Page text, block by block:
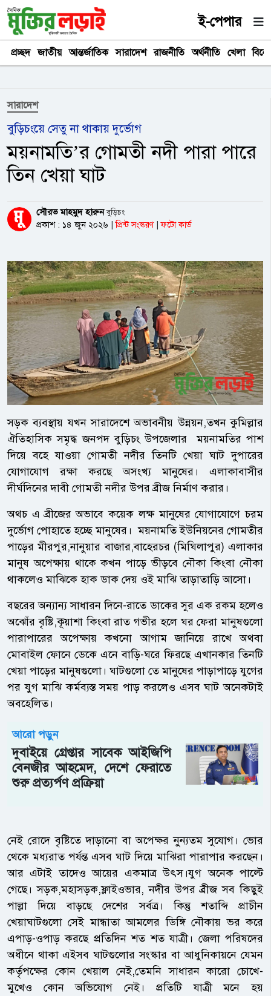
ই-পেপার
প্রচ্ছদ জাতীয় আন্তর্জাতিক সারাদেশ রাজনীতি অর্থনীতি খেলা
সারাদেশ
বুড়িচংয়ে সেতু না থাকায় দুর্ভোগ
ময়নামতি’র গোমতী নদী পারা পারে
তিন খেয়া ঘাট
সৌরভ মাহমুদ হারুনবুড়িচং
প্রকাশ : ১৪ জুন ২০২৬
প্রিন্ট সংস্করণ ফটো কার্ড
সড়ক ব্যবস্থায় যখন সারাদেশে অভাবনীয় উন্নয়ন,তখন কুমিল্লার
ঐতিহাসিক সমৃদ্ধ জনপদ বুড়িচং উপজেলার ময়নামতির পাশ
দিয়ে বহে যাওয়া গোমতী নদীর তিনটি খেয়া ঘাট দুপারের
যোগাযোগ রক্ষা করছে অসংখ্য মানুষের। এলাকাবাসীর
দীর্ঘদিনের দাবী গোমতী নদীর উপর ব্রীজ নির্মাণ করার।
অথচ এ ব্রীজের অভাবে কয়েক লক্ষ মানুষের যোগাযোগে চরম
দুর্ভোগ পোহাতে হচ্ছে মানুষের। ময়নামতি ইউনিয়নের গোমতীর
পাড়ের মীরপুর,নানুয়ার বাজার,বাহেরচর (মিঘিলাপুর) এলাকার
মানুষ অপেক্ষায় থাকে কখন পাড়ে ভীড়বে নৌকা কিংবা নৌকা
থাকলেও মাঝিকে হাক ডাক দেয় ওই মাঝি তাড়াতাড়ি আসো।
বছরের অন্যান্য সাধারন দিনে-রাতে ডাকের সুর এক রকম হলেও
অঝোঁর বৃষ্টি,কূয়াশা কিংবা রাত গভীর হলে ঘর ফেরা মানুষগুলো
পারাপারের অপেক্ষায় কখনো আগাম জানিয়ে রাখে অথবা
মোবাইল ফোনে ডেকে এনে বাড়ি-ঘরে ফিরছে এখানকার তিনটি
খেয়া পাড়ের মানুষগুলো। ঘাটগুলো তে মানুষের পাড়াপাড়ে যুগের
পর যুগ মাঝি কর্মব্যস্ত সময় পাড় করলেও এসব ঘাট অনেকটাই
অবহেলিত।
আরো পড়ুন
দুবাইয়ে গ্রেপ্তার সাবেক আইজিপি
বেনজীর আহমেদ, দেশে ফেরাতে
শুরু প্রত্যর্পণ প্রক্রিয়া
নেই রোদে বৃষ্টিতে দাড়ানো বা অপেক্ষর নুন্যতম সুযোগ। ভোর
থেকে মধ্যরাত পর্যন্ত এসব ঘাট দিয়ে মাঝিরা পারাপার করছেন।
আর এটাই তাদেও আয়ের একমাত্র উৎস।যুগ অনেক পাল্টে
গেছে। সড়ক,মহাসড়ক,ফ্লাইওভার, নদীর উপর ব্রীজ সব কিছুই
পাল্লা দিয়ে বাড়ছে দেশের সর্বত্র। কিন্তু শতাব্দি প্রাচীন
খেয়াঘাটগুলো সেই মান্ধাতা আমলের ডিঙ্গি নৌকায় ভর করে
এপাড়-ওপাড় করছে প্রতিদিন শত শত যাত্রী। জেলা পরিষদের
অধীনে থাকা এইসব ঘাটগুলোর সংস্কার বা আধুনিকায়নে যেমন
কর্তৃপক্ষের কোন খেয়াল নেই,তেমনি সাধারন কারো চোখে-
মুখেও কোন অভিযোগ নেই। প্রতিটি যাত্রী মনে হয়